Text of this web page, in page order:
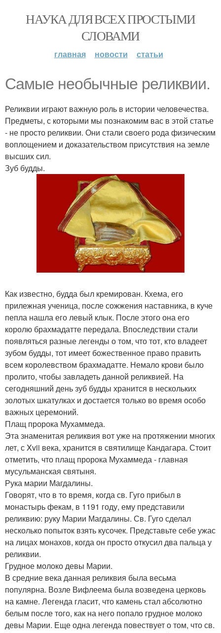
НАУКА ДЛЯ ВСЕХ ПРОСТЫМИ
СЛОВАМИ
главная новости статьи
Самые необычные реликвии.
Реликвии играют важную роль в истории человечества.
Предметы, с которыми мы познакомим вас в этой статье
- не просто реликвии. Они стали своего рода физическим
воплощением и доказательством присутствия на земле
высших сил.
Зуб будды.
Как известно, будда был кремирован. Кхема, его
прилежная ученица, после сожжения наставника, в куче
пепла нашла его левый клык. После этого она его
королю брахмадатте передала. Впоследствии стали
появляться разные легенды о том, что тот, кто владеет
зубом будды, тот имеет божественное право править
всем королевством брахмадатте. Немало крови было
пролито, чтобы завладеть данной реликвией. На
сегодняшний день зуб будды хранится в нескольких
золотых шкатулках и достается только во время особо
важных церемоний.
Плащ пророка Мухаммеда.
Эта знаменитая реликвия вот уже на протяжении многих
лет, с Xvii века, хранится в святилище Кандагара. Стоит
отметить, что плащ пророка Мухаммеда - главная
мусульманская святыня.
Рука марии Магдалины.
Говорят, что в то время, когда св. Гуго прибыл в
монастырь фекам, в 1191 году, ему представили
реликвию: руку Марии Магдалины. Св. Гуго сделал
несколько попыток взять кусочек. Представьте себе ужас
на лицах монахов, когда он просто откусил два пальца у
реликвии.
Грудное молоко девы Марии.
В средние века данная реликвия была весьма
популярна. Возле Вифлеема была возведена церковь
на камне. Легенда гласит, что камень стал абсолютно
белым после того, как на него попало грудное молоко
девы Марии. Еще одна легенда повествует о том, что св.